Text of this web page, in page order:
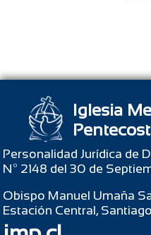
Iglesia
Personalidad Jurídica de
Nº 2148 del 30 de
Obispo Manuel Umaña
Estación Central,